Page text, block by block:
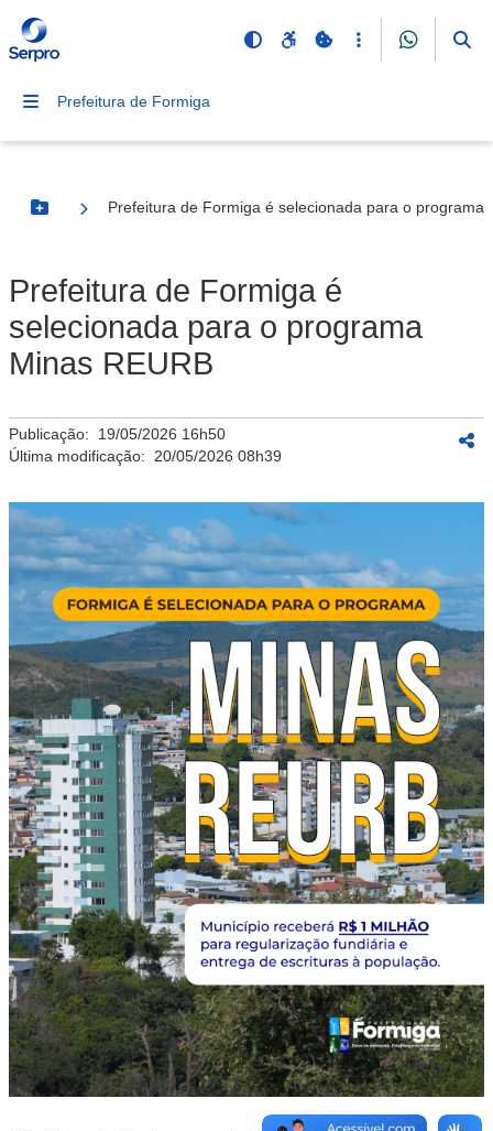
Prefeitura de Formiga
Botão Menu
Prefeitura de Formiga é selecionada para o programa
Prefeitura de Formiga é
selecionada para o programa
Minas REURB
Publicação: 19/05/2026 16h50
Última modificação: 20/05/2026 08h39